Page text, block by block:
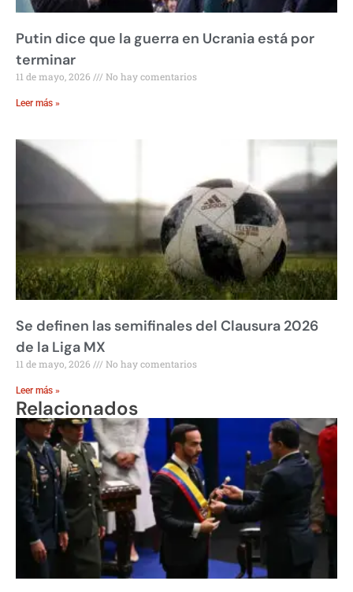
Putin dice que la guerra en Ucrania está por
terminar
11 de mayo, 2026 No hay comentarios
Leer más »
Se definen las semifinales del Clausura 2026
de la Liga MX
11 de mayo, 2026 No hay comentarios
Leer más »
Relacionados